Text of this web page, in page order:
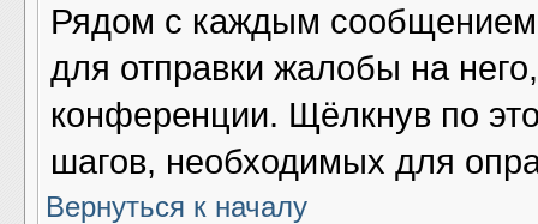
Рядом с каждым сообщением
для отправки жалобы на
конференции. Щёлкнув по
шагов, необходимых для
Вернуться к началу